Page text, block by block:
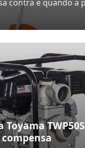
contra e quando a